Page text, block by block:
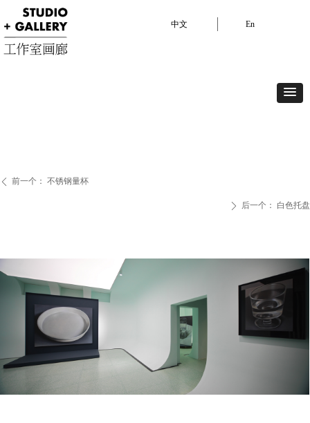
关于我们
中文 En
ꄴ 前一个： 不锈钢量杯
ꄲ 后一个： 白色托盘
中文 En